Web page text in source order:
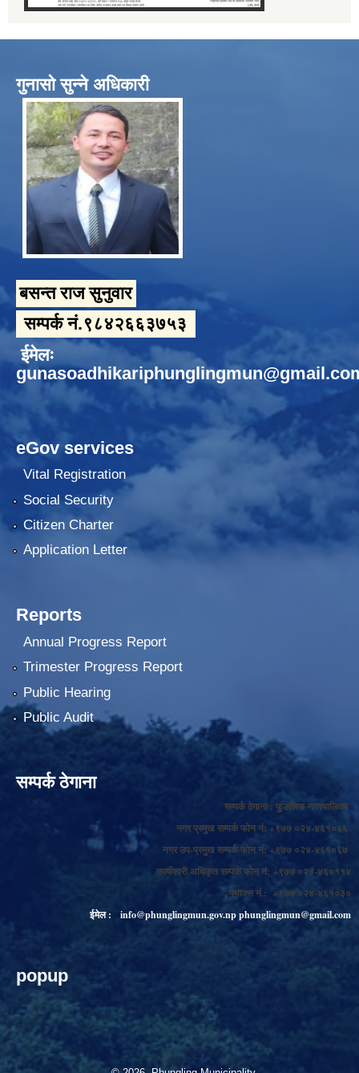
गुनासो सुन्ने अधिकारी
बसन्त राज सुनुवार
सम्पर्क नं.९८४२६६३७५३
ईमेलः
eGov services
Vital Registration
Social Security
Citizen Charter
Application Letter
Reports
Annual Progress Report
Trimester Progress Report
Public Hearing
Public Audit
सम्पर्क ठेगाना
सम्पर्क ठेगाना : फुङलिङ नगरपालिका
नगर प्रमुख सम्पर्क फोन नं: +९७७ ०२४-४६१०६६
नगर उप-प्रमुख सम्पर्क फोन नं: +९७७ ०२४-४६१०६७
कार्यकारी अधिकृत सम्पर्क फोन नं: +९७७ ०२४-४६०११४
फ्याक्स नं.: +९७७ ०२४-४६१०३०
ईमेल :
info@phunglingmun.gov.npphunglingmun@gmail.com
popup